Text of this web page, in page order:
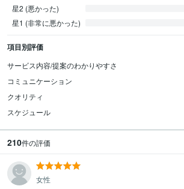
星2 (悪かった)
星1 (非常に悪かった)
項目別評価
サービス内容/提案のわかりやすさ
コミュニケーション
クオリティ
スケジュール
210件の評価
女性